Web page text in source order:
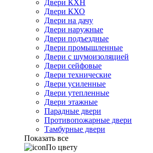
Двери КХН
Двери КХО
Двери на дачу
Двери наружные
Двери подъездные
Двери промышленные
Двери с шумоизоляцией
Двери сейфовые
Двери технические
Двери усиленные
Двери утепленные
Двери этажные
Парадные двери
Противопожарные двери
Тамбурные двери
Показать все
По цвету